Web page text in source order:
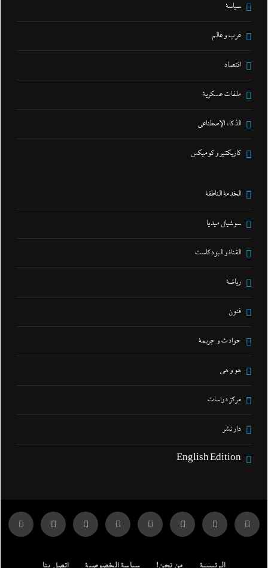
سياسة
عرب و عالم
اقتصاد
ملفات عسكرية
الذكاء الإصطناعي
كاريكتير و كوميكس
الخدمة الناطقة
سوشيال ميديا
القناة و البودكاست
رياضة
فنون
حوادث و جريمة
هو و هي
مركز دراسات
دار نشر
English Edition
الرئيسية من نحن! سياسة الخصوصية اتصل بنا